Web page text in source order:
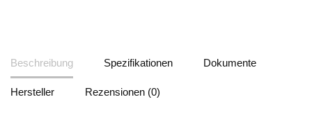
Beschreibung Spezifikationen Dokumente
Hersteller Rezensionen (0)